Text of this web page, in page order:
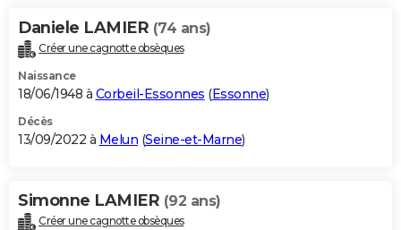
Daniele LAMIER (74 ans)
Créer une cagnotte obsèques
Naissance
18/06/1948 à Corbeil-Essonnes (Essonne)
Décès
13/09/2022 à Melun (Seine-et-Marne)
Simonne LAMIER (92 ans)
Créer une cagnotte obsèques